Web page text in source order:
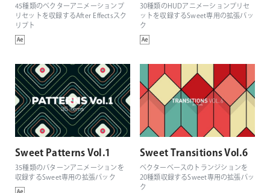
45種類のベクターアニメーションプ
リセットを収録するAfter Effectsスク
リプト
30種類のHUDアニメーションプリセ
ットを収録するSweet専用の拡張パッ
ク
Sweet Patterns Vol.1
35種類のパターンアニメーションを
収録するSweet専用の拡張パック
Sweet Transitions Vol.6
ベクターベースのトランジションを
20種類収録するSweet専用の拡張パッ
ク